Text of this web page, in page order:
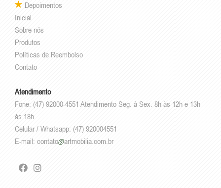
Depoimentos
Inicial
Sobre nós
Produtos
Políticas de Reembolso
Contato
Atendimento
Fone: (47) 92000-4551 Atendimento Seg. à Sex. 8h às 12h e 13h
às 18h
Celular / Whatsapp: (47) 920004551
E-mail: contato artmobilia.com.br